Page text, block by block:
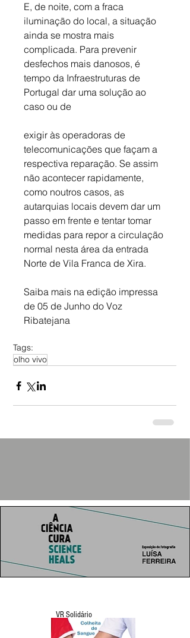
E, de noite, com a fraca
iluminação do local, a situação
ainda se mostra mais
complicada. Para prevenir
desfechos mais danosos, é
tempo da Infraestruturas de
Portugal dar uma solução ao
caso ou de
exigir às operadoras de
telecomunicações que façam a
respectiva reparação. Se assim
não acontecer rapidamente,
como noutros casos, as
autarquias locais devem dar um
passo em frente e tentar tomar
medidas para repor a circulação
normal nesta área da entrada
Norte de Vila Franca de Xira.
Saiba mais na edição impressa
de 05 de Junho do Voz
Ribatejana
Tags:
olho vivo
VR Solidário